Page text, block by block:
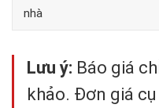
nhà
Lưu ý: Báo giá
khảo. Đơn giá